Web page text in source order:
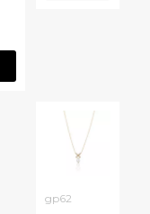
gp62